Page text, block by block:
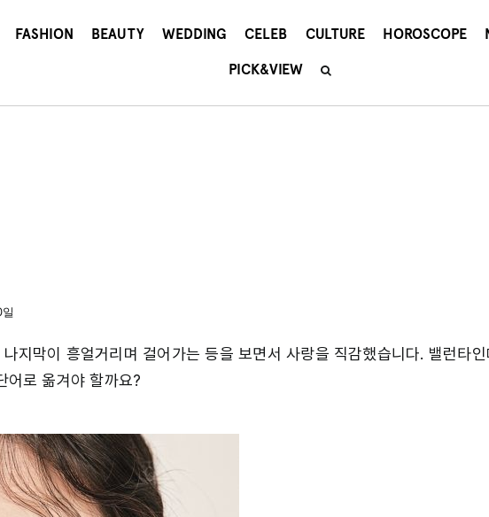
FASHION BEAUTY WEDDING CELEB CULTURE HOROSCOPE
PICK&VIEW
지막이 흥얼거리며 걸어가는 등을 보면서 사랑을 직감했습니다. 밸런타인
어로 옮겨야 할까요?